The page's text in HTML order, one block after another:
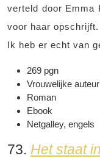
verteld door Emma
voor haar opschrijft.
Ik heb er echt van
269 pgn
Vrouwelijke auteur
Roman
Ebook
Netgalley, engels
73. Het staat